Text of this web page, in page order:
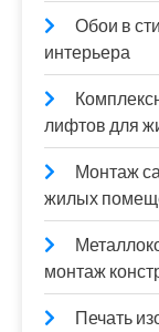
Обои в
интерьера
лифтов для
Монтаж
жилых
монтаж
Печать